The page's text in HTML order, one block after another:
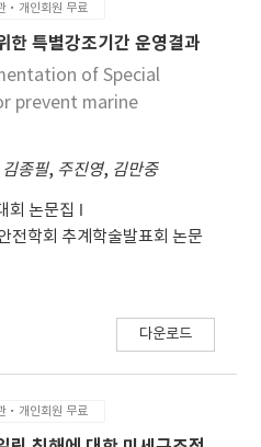
·개인회원 무료
한 특별강조기간 운영결과
of Special
prevent marine
김종필, 주진영, 김만중
회 논문집
전학회 추계학술발표회 논문
다운로드
·개인회원 무료